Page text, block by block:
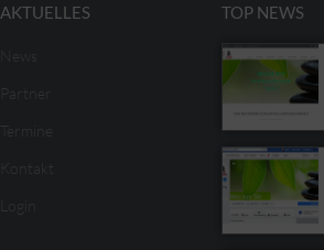
AKTUELLES TOP NEWS